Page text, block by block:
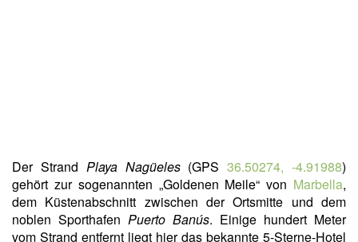
Der Strand Playa Nagüeles (GPS36.50274, -4.91988)
gehört zur sogenannten „Goldenen Meile“ von Marbella,
dem Küstenabschnitt zwischen der Ortsmitte und dem
noblen Sporthafen Puerto Banús. Einige hundert Meter
vom Strand entfernt liegt hier das bekannte 5-Sterne-Hotel